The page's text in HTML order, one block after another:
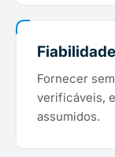
Fiabilidade
Fornecer
verificáveis,
assumidos.